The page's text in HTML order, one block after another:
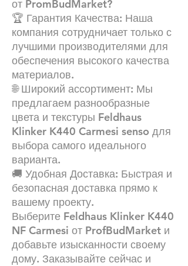
от PromBudMarket?
🏆 Гарантия Качества: Наша
компания сотрудничает только с
лучшими производителями для
обеспечения высокого качества
материалов.
🌐 Широкий ассортимент: Мы
предлагаем разнообразные
цвета и текстуры Feldhaus
Klinker K440 Carmesi senso для
выбора самого идеального
варианта.
🚚 Удобная Доставка: Быстрая и
безопасная доставка прямо к
вашему проекту.
Выберите Feldhaus Klinker K440
NF Carmesi от ProfBudMarket и
добавьте изысканности своему
дому. Заказывайте сейчас и